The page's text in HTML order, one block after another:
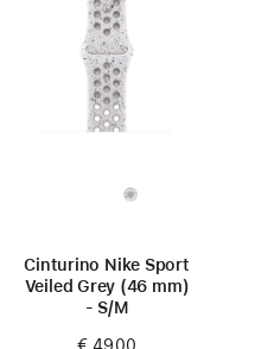
Cinturino Nike Sport
Veiled Grey (46 mm)
- S/M